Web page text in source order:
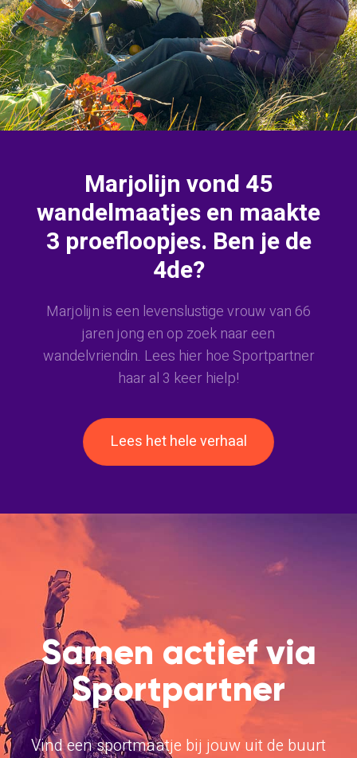
Marjolijn vond 45
wandelmaatjes en maakte
3 proefloopjes. Ben je de
4de?
Marjolijn is een levenslustige vrouw van 66
jaren jong en op zoek naar een
wandelvriendin. Lees hier hoe Sportpartner
haar al 3 keer hielp!
Lees het hele verhaal
Samen actief via
Sportpartner
Vind een sportmaatje bij jouw uit de buurt